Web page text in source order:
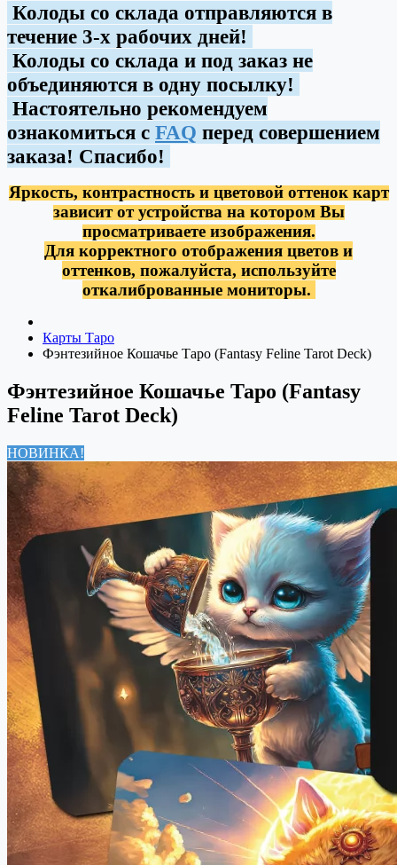
Колоды со склада отправляются в
течение 3-х рабочих дней!
Колоды со склада и под заказ не
объединяются в одну посылку!
Настоятельно рекомендуем
ознакомиться с FAQ перед совершением
заказа! Спасибо!
Яркость, контрастность и цветовой оттенок карт
зависит от устройства на котором Вы
просматриваете изображения.
Для корректного отображения цветов и
оттенков, пожалуйста, используйте
откалиброванные мониторы.
Карты Таро
Фэнтезийное Кошачье Таро (Fantasy Feline Tarot Deck)
Фэнтезийное Кошачье Таро (Fantasy
Feline Tarot Deck)
НОВИНКА!